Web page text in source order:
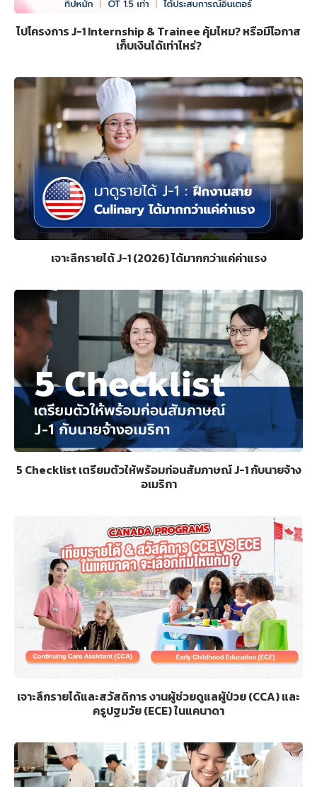
ไปโครงการ J-1 Internship & Trainee คุ้มไหม? หรือมีโอกาส
เก็บเงินได้เท่าไหร่?
เจาะลึกรายได้ J-1 (2026) ได้มากกว่าแค่ค่าแรง
5 Checklist เตรียมตัวให้พร้อมก่อนสัมภาษณ์ J-1 กับนายจ้าง
อเมริกา
เจาะลึกรายได้และสวัสดิการ งานผู้ช่วยดูแลผู้ป่วย (CCA) และ
ครูปฐมวัย (ECE) ในแคนาดา